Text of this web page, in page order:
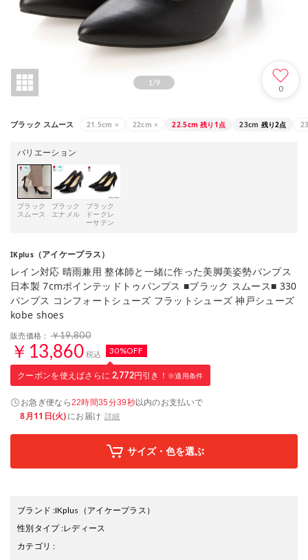
1/9
0
ブラック スムース 21.5cm × 22cm × 22.5cm 残り1点 23cm 残り2点
バリエーション
ブラック
スムース
ブラック
エナメル
ブラック
ドークレ
ーサテン
IKplus（アイケープラス）
レイン対応 晴雨兼用 整体師と一緒に作った美脚美姿勢パンプス
日本製 7cmポインテッドトゥパンプス ■ブラック スムース■ 330
パンプス コンフォートシューズ フラットシューズ 神戸シューズ
kobe shoes
販売価格： ￥19,800
￥13,860 税込 30%OFF
クーポンを使えばさらに 2,772円引き！ ※適用条件
お急ぎ便なら22時間35分38秒以内のお支払いで
8月11日(火)にお届け 詳細
サイズ・色を選ぶ
ブランド :IKplus （アイケープラス）
性別タイプ:レディース
カテゴリ :